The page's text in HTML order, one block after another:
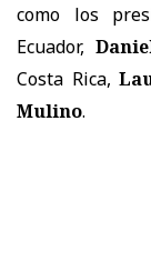
como los
Ecuador,
Costa Rica,
Mulino.